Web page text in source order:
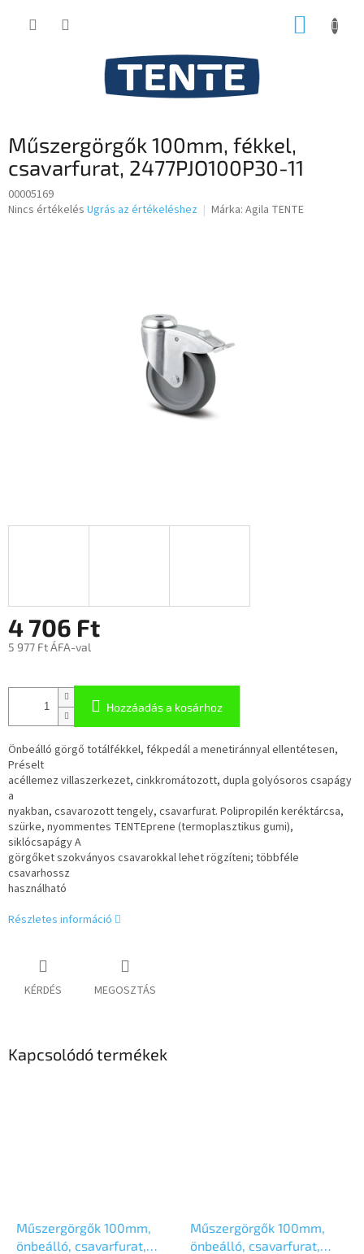
KOSÁR
Műszergörgők 100mm, fékkel,
csavarfurat, 2477PJO100P30-11
00005169
A
Nincs értékelés Ugrás az értékeléshez Márka: Agila TENTE
4 706 Ft
5 977 Ft ÁFA-val
Hozzáadás a kosárhoz
Önbeálló görgő totálfékkel, fékpedál a menetiránnyal ellentétesen,
Préselt
acéllemez villaszerkezet, cinkkromátozott, dupla golyósoros csapágy
a
nyakban, csavarozott tengely, csavarfurat. Polipropilén keréktárcsa,
szürke, nyommentes TENTEprene (termoplasztikus gumi),
siklócsapágy A
görgőket szokványos csavarokkal lehet rögzíteni; többféle
csavarhossz
használható
Részletes információ
KÉRDÉS MEGOSZTÁS
Kapcsolódó termékek
Műszergörgők 100mm,
önbeálló, csavarfurat,
Műszergörgők 100mm,
önbeálló, csavarfurat,